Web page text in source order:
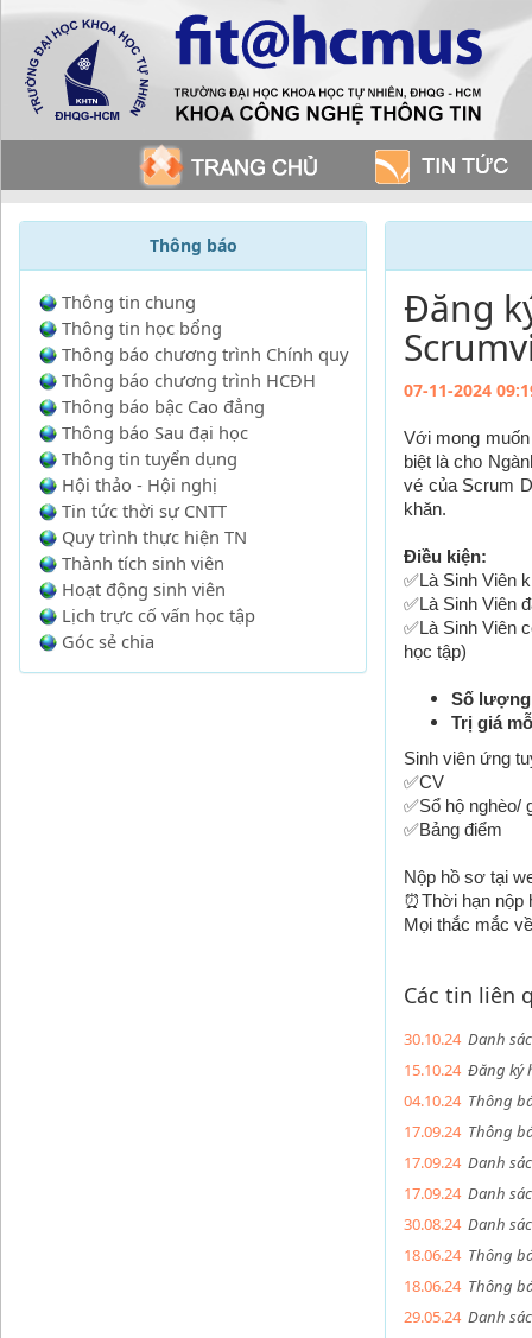
Thông báo
Thông tin chung
Thông tin học bổng
Thông báo chương trình Chính quy
Thông báo chương trình HCĐH
Thông báo bậc Cao đẳng
Thông báo Sau đại học
Thông tin tuyển dụng
Hội thảo - Hội nghị
Tin tức thời sự CNTT
Quy trình thực hiện TN
Thành tích sinh viên
Hoạt động sinh viên
Lịch trực cố vấn học tập
Góc sẻ chia
Đăng
07-11-2024
Với mong
biệt là cho
vé của Scrum
khăn.
Điều kiện:
✅Là Sinh Viên
✅Là Sinh Viên
✅Là Sinh Viên
học tập)
Số
Trị giá
Sinh viên ứng
✅CV
✅Sổ hộ nghèo/
✅Bảng điểm
Nộp hồ sơ tại
⏰Thời hạn nộp
Mọi thắc mắc
Các tin liên
30.10.24 Danh
15.10.24 Đăng ký
04.10.24 Thông
17.09.24 Thông
17.09.24 Danh
17.09.24 Danh
30.08.24 Danh
18.06.24 Thông
18.06.24 Thông
29.05.24 Danh